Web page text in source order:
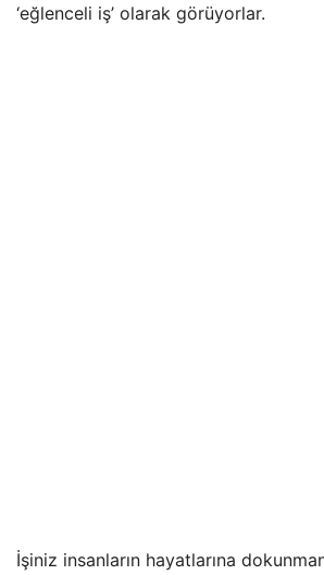
‘eğlenceli iş’ olarak görüyorlar.
İşiniz insanların hayatlarına